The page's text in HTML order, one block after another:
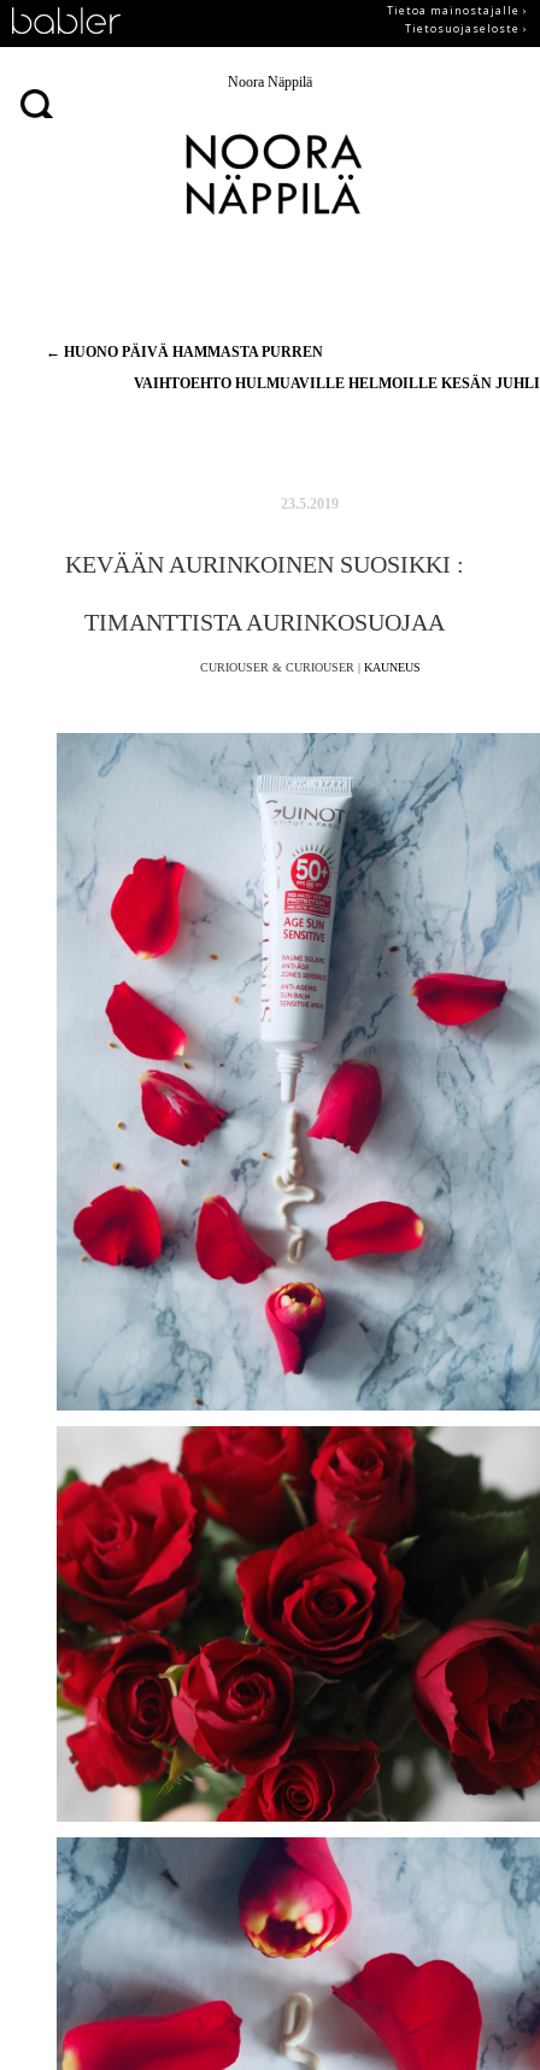
Tietoa mainostajalle ›
Tietosuojaseloste ›
Noora Näppilä
Artikkelien
← HUONO PÄIVÄ HAMMASTA PURREN
VAIHTOEHTO HULMUAVILLE HELMOILLE KESÄN
23.5.2019
KEVÄÄN AURINKOINEN SUOSIKKI :
TIMANTTISTA AURINKOSUOJAA
CURIOUSER & CURIOUSER | KAUNEUS